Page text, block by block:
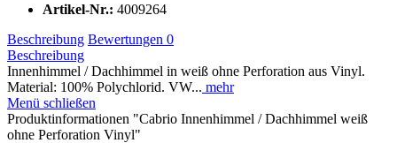
Artikel-Nr.: 4009264
Beschreibung Bewertungen 0
Beschreibung
Innenhimmel / Dachhimmel in weiß ohne Perforation aus Vinyl.
Material: 100% Polychlorid. VW... mehr
Menü schließen
Produktinformationen "Cabrio Innenhimmel / Dachhimmel weiß
ohne Perforation Vinyl"